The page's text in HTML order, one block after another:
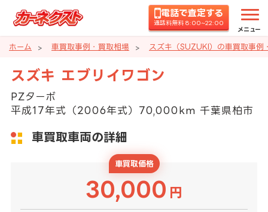
電話で査定する
通話料無料 8:00~22:00
メニュー
ホーム 車買取事例・買取相場 スズキ（SUZUKI）の車買取事例
スズキ エブリイワゴン
PZターボ
平成17年式（2006年式）70,000km 千葉県柏市
車買取車両の詳細
車買取価格
30,000 円